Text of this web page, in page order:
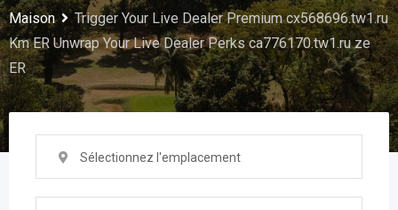
Maison
Trigger Your Live Dealer Premium cx568696.tw1.ru
Km ER Unwrap Your Live Dealer Perks ca776170.tw1.ru ze
ER
Sélectionnez l'emplacement